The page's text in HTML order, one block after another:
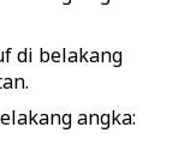
di belakang
angka: